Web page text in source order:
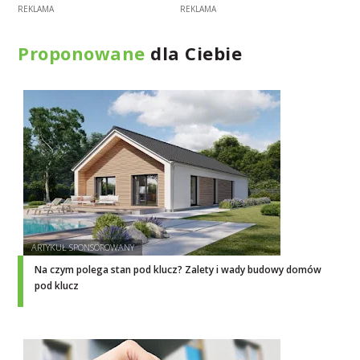
Proponowane dla Ciebie
Na czym polega stan pod klucz? Zalety i wady budowy domów
pod klucz